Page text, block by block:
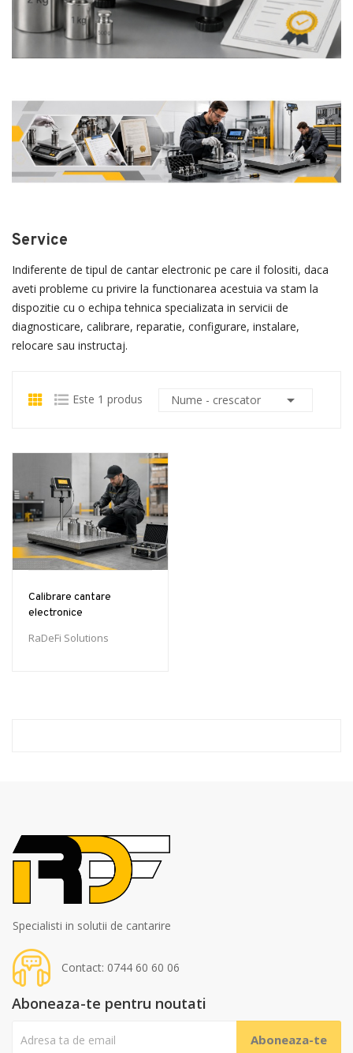
Service
Indiferente de tipul de cantar electronic pe care il folositi, daca
aveti probleme cu privire la functionarea acestuia va stam la
dispozitie cu o echipa tehnica specializata in servicii de
diagnosticare, calibrare, reparatie, configurare, instalare,
relocare sau instructaj.
Este 1 produs Nume - crescator 
Calibrare cantare
electronice
RaDeFi Solutions
Specialisti in solutii de cantarire
Contact: 0744 60 60 06
Aboneaza-te pentru noutati